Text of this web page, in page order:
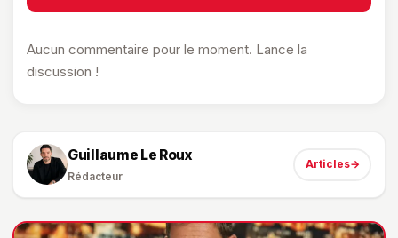
Aucun commentaire pour le moment. Lance la
discussion !
Guillaume Le Roux
Rédacteur
Articles→